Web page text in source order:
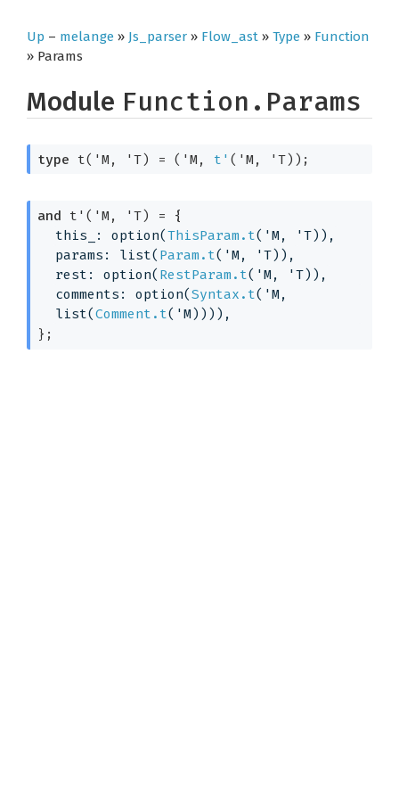
Up – melange » Js_parser » Flow_ast » Type » Function
» Params
Module Function.Params
type t('M, 'T) = ( 'M , t' ( 'M , 'T) ) ;
and t'('M, 'T) =
{
this_: option(ThisParam.t( 'M , 'T) ),
params: list( Param.t( 'M , 'T) ),
rest: option( RestParam.t( 'M , 'T) ),
comments: option(Syntax.t( 'M ,
list(Comment.t( 'M))) ),
} ;